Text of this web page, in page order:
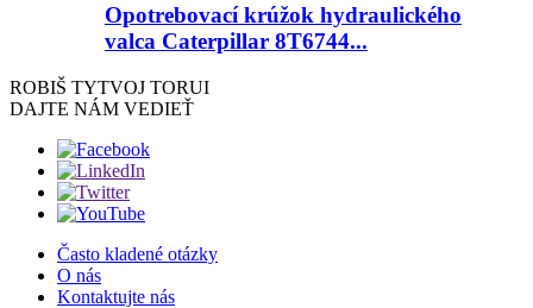
Opotrebovací krúžok hydraulického
valca Caterpillar 8T6744...
ROBIŠ TYTVOJ TORUI
DAJTE NÁM VEDIEŤ
Často kladené otázky
O nás
Kontaktujte nás